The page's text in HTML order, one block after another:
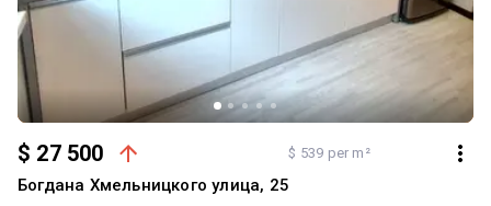
$ 27 500 $ 539 per m²
Богдана Хмельницкого улица, 25